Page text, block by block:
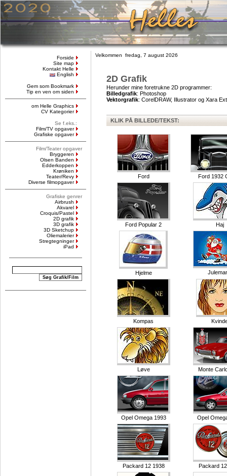
Forside
Site map
Kontakt Helle
English
Gem som Bookmark
Tip en ven om siden
om Helle Graphics
CV Kategorier
Se f.eks.:
Film/TV opgaver
Grafiske opgaver
Film/Teater opgaver
Bryggeren
Olsen Banden
Edderkoppen
Krøniken
Teater/Revy
Diverse filmopgaver
Grafiske genrer
Airbrush
Akvarel
Croquis/Pastel
2D grafik
3D grafik
3D Sketchup
Oliemalerier
Stregtegninger
iPad
Velkommen fredag, 7 august 2026
2D Grafik
Herunder mine foretrukne 2D programmer:
Billedgrafik: Photoshop
Vektorgrafik: CorelDRAW, Illustrator og Xara
KLIK PÅ BILLEDE/TEKST:
Ford Ford 1932
Ford Popular 2 Haj
Hjelme
Kompas
Løve Monte
Opel Omega 1993 Opel
Packard 12 1938 Packard